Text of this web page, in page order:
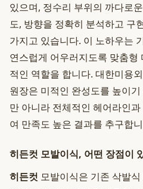
있으며, 정수리 부위의 까다로
도, 방향을 정확히 분석하고 구
가지고 있습니다. 이 노하우는
연스럽게 어우러지도록 맞춤형
적인 역할을 합니다. 대한미용
원장은 미적인 완성도를 높이
만 아니라 전체적인 헤어라인
여 만족도 높은 결과를 추구합
히든컷 모발이식, 어떤 장점이
히든컷 모발이식은 기존 삭발식